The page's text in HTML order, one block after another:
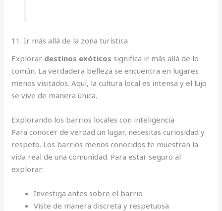
11. Ir más allá de la zona turística
Explorar destinos exóticos significa ir más allá de lo
común. La verdadera belleza se encuentra en lugares
menos visitados. Aquí, la cultura local es intensa y el lujo
se vive de manera única.
Explorando los barrios locales con inteligencia
Para conocer de verdad un lugar, necesitas curiosidad y
respeto. Los barrios menos conocidos te muestran la
vida real de una comunidad. Para estar seguro al
explorar:
Investiga antes sobre el barrio
Viste de manera discreta y respetuosa